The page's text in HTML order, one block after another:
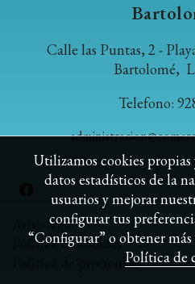
Calle las Puntas, 2 -
Bartolomé,
Telefono:
Aviso legal
Política de cookies
Política de privacidad
Utilizamos cookies
datos estadísticos de la
usuarios y mejorar
configurar tus
“Configurar” o obtener
Política de